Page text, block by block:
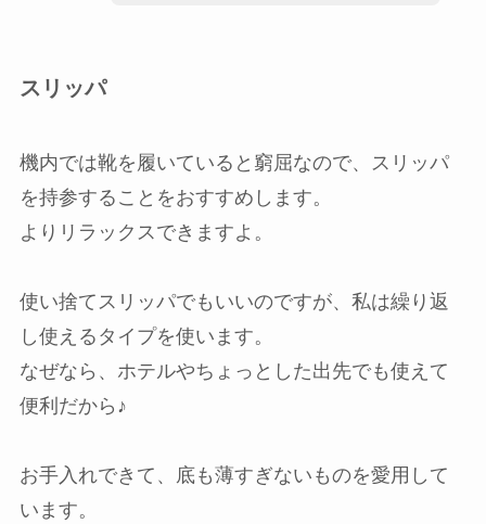
スリッパ
機内では靴を履いていると窮屈なので、スリッパ
を持参することをおすすめします。
よりリラックスできますよ。
使い捨てスリッパでもいいのですが、私は繰り返
し使えるタイプを使います。
なぜなら、ホテルやちょっとした出先でも使えて
便利だから♪
お手入れできて、底も薄すぎないものを愛用して
います。